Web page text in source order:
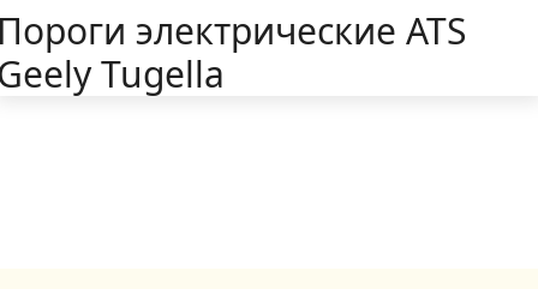
электрические ATS
Tugella